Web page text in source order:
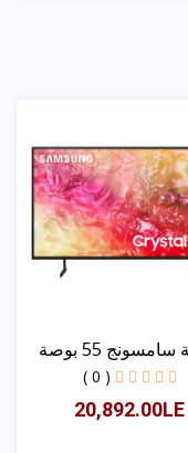
شاشة سامسونج 55 بوصة
( 0 )
20,892.00LE